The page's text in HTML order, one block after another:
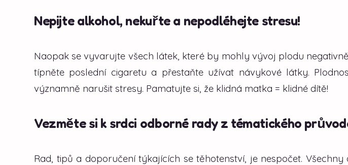
Nepijte alkohol, nekuřte a nepodléhejte stresu!
Naopak se vyvarujte všech látek, které by mohly vývoj plodu
típněte poslední cigaretu a přestaňte užívat návykové látky.
významně narušit stresy. Pamatujte si, že klidná matka = klidné dítě!
Vezměte si k srdci odborné rady z tématického
Rad, tipů a doporučení týkajících se těhotenství, je nespočet.